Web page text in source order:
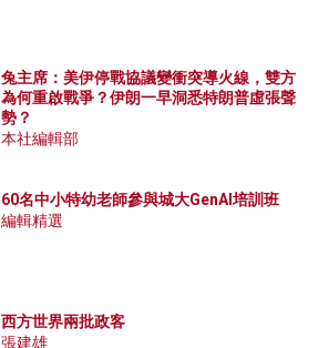
兔主席：美伊停戰協議變衝突導火線，雙方
為何重啟戰爭？伊朗一早洞悉特朗普虛張聲
勢？
本社編輯部
60名中小特幼老師參與城大GenAI培訓班
編輯精選
西方世界兩批政客
張建雄